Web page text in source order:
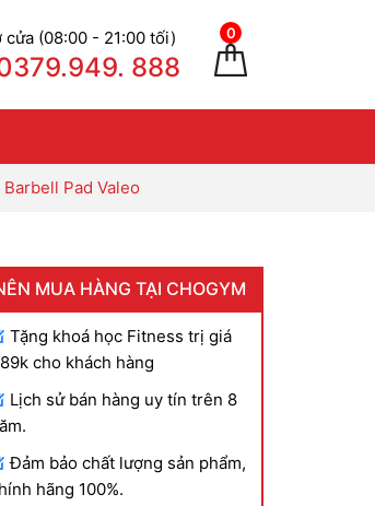
cửa (08:00 - 21:00 tối)
888
0
Pad Valeo
MUA HÀNG TẠI CHOGYM
Tặng khoá học Fitness trị giá
cho khách hàng
Lịch sử bán hàng uy tín trên 8
Đảm bảo chất lượng sản phẩm,
hãng 100%.